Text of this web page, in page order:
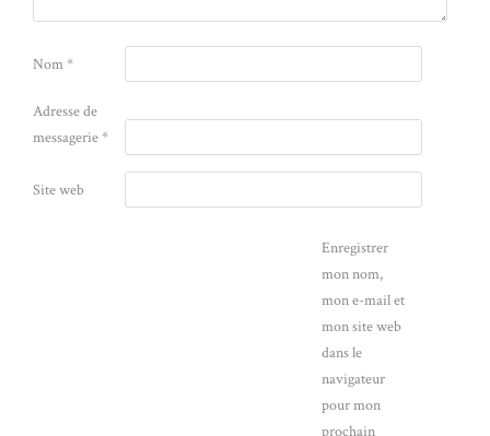
Nom*
Adresse de
messagerie*
Site web
Enregistrer
mon nom,
mon e-mail et
mon site web
dans le
navigateur
pour mon